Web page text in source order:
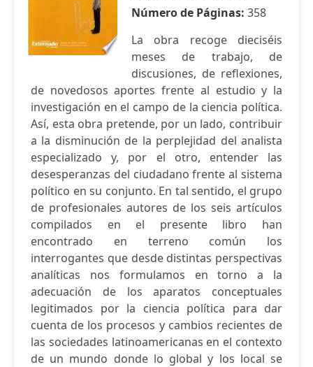
Número de Páginas: 358
La obra recoge dieciséis
meses de trabajo, de
discusiones, de reflexiones,
de novedosos aportes frente al estudio y la
investigación en el campo de la ciencia política.
Así, esta obra pretende, por un lado, contribuir
a la disminución de la perplejidad del analista
especializado y, por el otro, entender las
desesperanzas del ciudadano frente al sistema
político en su conjunto. En tal sentido, el grupo
de profesionales autores de los seis artículos
compilados en el presente libro han
encontrado en terreno común los
interrogantes que desde distintas perspectivas
analíticas nos formulamos en torno a la
adecuación de los aparatos conceptuales
legitimados por la ciencia política para dar
cuenta de los procesos y cambios recientes de
las sociedades latinoamericanas en el contexto
de un mundo donde lo global y los local se